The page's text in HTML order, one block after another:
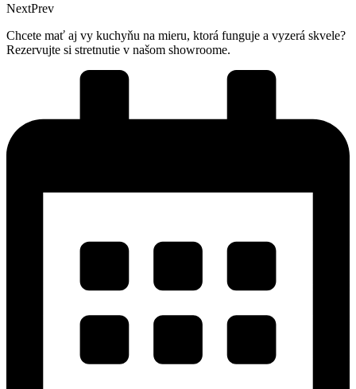
NextPrev
Chcete mať aj vy kuchyňu na mieru, ktorá funguje a vyzerá skvele?
Rezervujte si stretnutie v našom showroome.